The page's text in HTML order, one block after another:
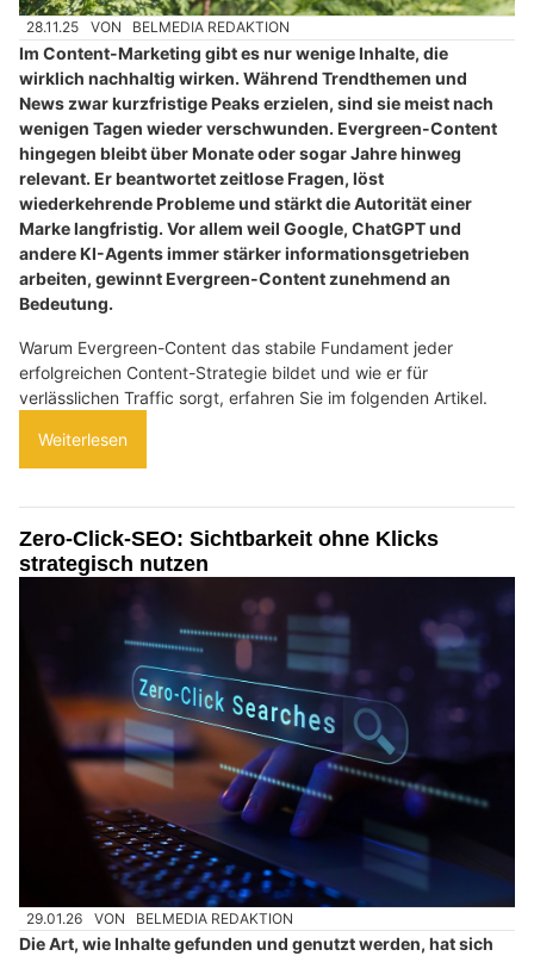
28.11.25 VON BELMEDIA REDAKTION
Im Content-Marketing gibt es nur wenige Inhalte, die
wirklich nachhaltig wirken. Während Trendthemen und
News zwar kurzfristige Peaks erzielen, sind sie meist nach
wenigen Tagen wieder verschwunden. Evergreen-Content
hingegen bleibt über Monate oder sogar Jahre hinweg
relevant. Er beantwortet zeitlose Fragen, löst
wiederkehrende Probleme und stärkt die Autorität einer
Marke langfristig. Vor allem weil Google, ChatGPT und
andere KI-Agents immer stärker informationsgetrieben
arbeiten, gewinnt Evergreen-Content zunehmend an
Bedeutung.
Warum Evergreen-Content das stabile Fundament jeder
erfolgreichen Content-Strategie bildet und wie er für
verlässlichen Traffic sorgt, erfahren Sie im folgenden Artikel.
Weiterlesen
Zero-Click-SEO: Sichtbarkeit ohne Klicks
strategisch nutzen
29.01.26 VON BELMEDIA REDAKTION
Die Art, wie Inhalte gefunden und genutzt werden, hat sich